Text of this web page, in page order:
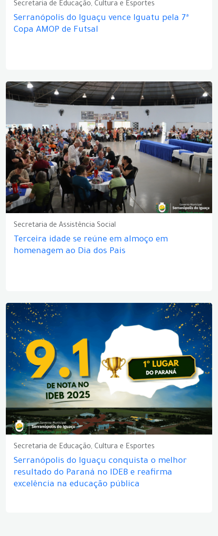
Secretaria de Educação, Cultura e Esportes
Serranópolis do Iguaçu vence Iguatu pela 7ª
Copa AMOP de Futsal
Secretaria de Assistência Social
Terceira idade se reúne em almoço em
homenagem ao Dia dos Pais
Secretaria de Educação, Cultura e Esportes
Serranópolis do Iguaçu conquista o melhor
resultado do Paraná no IDEB e reafirma
excelência na educação pública